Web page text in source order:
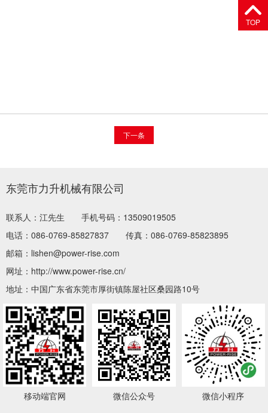
下一条
东莞市力升机械有限公司
联系人：江先生
手机号码：13509019505
电话：086-0769-85827837
传真：086-0769-85823895
邮箱：lishen@power-rise.com
网址：http://www.power-rise.cn/
地址：中国广东省东莞市厚街镇陈屋社区桑园路10号
移动端官网 微信公众号 微信小程序
TOP